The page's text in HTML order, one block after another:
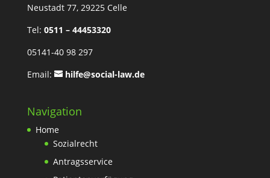
Neustadt 77, 29225 Celle
Tel: 0511 – 44453320
05141-40 98 297
Email:
hilfe@social-law.de
Navigation
Home
Sozialrecht
Antragsservice